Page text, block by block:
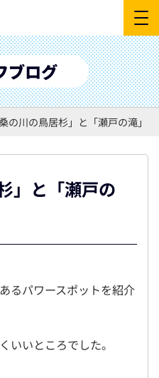
ブログ
桑の川の鳥居杉」と「瀬戸の滝」
」と「瀬戸の
るパワースポットを紹介
いいところでした。